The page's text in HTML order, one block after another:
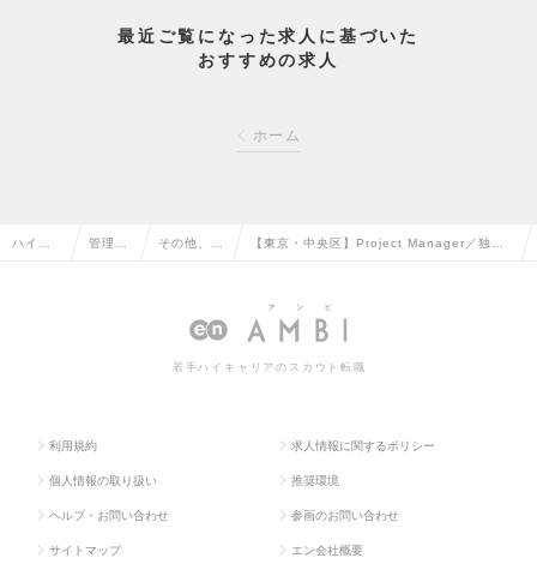
最近ご覧になった求人に基づいた
おすすめの求人
ホーム
ハイク 管理部 その他、管 【東京・中央区】Project Manager／独自
る企業の求人情報
若手ハイキャリアのスカウト転職
利用規約 求人情報に関するポリシー
個人情報の取り扱い 推奨環境
ヘルプ・お問い合わせ 参画のお問い合わせ
サイトマップ エン会社概要